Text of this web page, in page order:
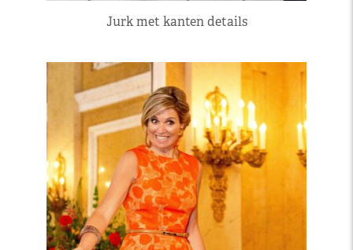
Jurk met kanten details